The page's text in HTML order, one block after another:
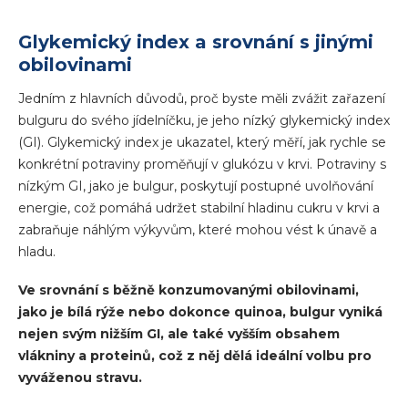
Glykemický index a srovnání s jinými
obilovinami
Jedním z hlavních důvodů, proč byste měli zvážit zařazení
bulguru do svého jídelníčku, je jeho nízký glykemický index
(GI). Glykemický index je ukazatel, který měří, jak rychle se
konkrétní potraviny proměňují v glukózu v krvi. Potraviny s
nízkým GI, jako je bulgur, poskytují postupné uvolňování
energie, což pomáhá udržet stabilní hladinu cukru v krvi a
zabraňuje náhlým výkyvům, které mohou vést k únavě a
hladu.
Ve srovnání s běžně konzumovanými obilovinami,
jako je bílá rýže nebo dokonce quinoa, bulgur vyniká
nejen svým nižším GI, ale také vyšším obsahem
vlákniny a proteinů, což z něj dělá ideální volbu pro
vyváženou stravu.